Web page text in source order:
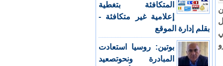
المتكافئة بتغطية
إعلامية غير متكافئة -
بقلم إدارة الموقع
بوتين: روسيا استعادت
المبادرة ونحوتصعيد